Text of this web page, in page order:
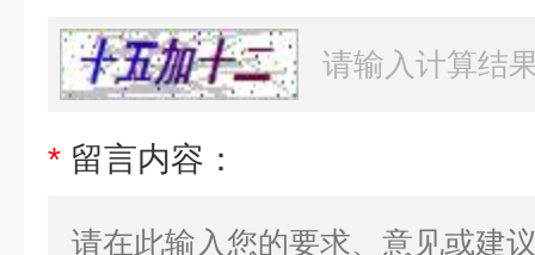
* 留言内容：